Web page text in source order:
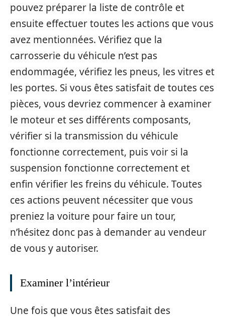
pouvez préparer la liste de contrôle et
ensuite effectuer toutes les actions que vous
avez mentionnées. Vérifiez que la
carrosserie du véhicule n’est pas
endommagée, vérifiez les pneus, les vitres et
les portes. Si vous êtes satisfait de toutes ces
pièces, vous devriez commencer à examiner
le moteur et ses différents composants,
vérifier si la transmission du véhicule
fonctionne correctement, puis voir si la
suspension fonctionne correctement et
enfin vérifier les freins du véhicule. Toutes
ces actions peuvent nécessiter que vous
preniez la voiture pour faire un tour,
n’hésitez donc pas à demander au vendeur
de vous y autoriser.
Examiner l’intérieur
Une fois que vous êtes satisfait des